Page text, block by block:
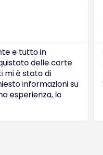
e tutto in
delle carte
mi è stato di
informazioni su
esperienza, lo